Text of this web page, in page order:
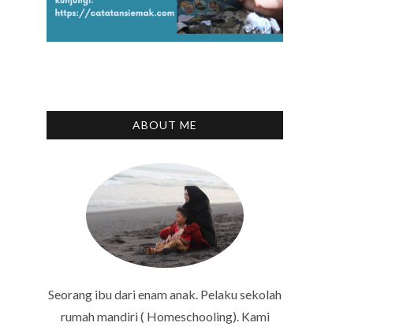
ABOUT ME
Seorang ibu dari enam anak. Pelaku sekolah
rumah mandiri ( Homeschooling). Kami